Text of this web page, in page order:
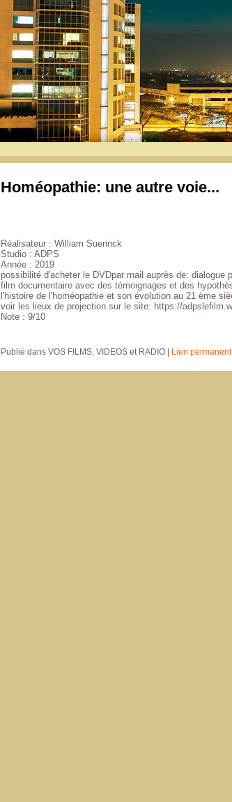
Homéopathie: une autre voie...
Réalisateur : William Suerinck
Studio : ADPS
Année : 2019
possibilité d'acheter le DVDpar mail auprès de: dialogue
film documentaire avec des témoignages et des
l'histoire de l'homéopathie et son évolution au 21 ème
voir les lieux de projection sur le site: https://
Note : 9/10
Publié dans VOS FILMS, VIDEOS et RADIO | Lien permanent